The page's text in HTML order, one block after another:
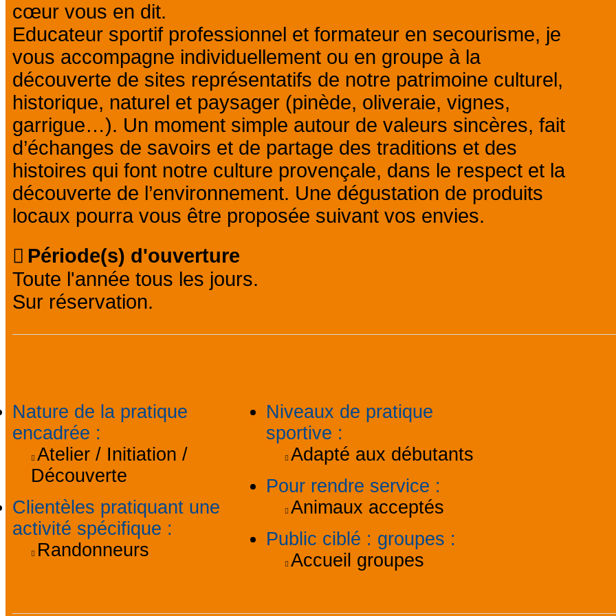
cœur vous en dit.
Educateur sportif professionnel et formateur en secourisme, je
vous accompagne individuellement ou en groupe à la
découverte de sites représentatifs de notre patrimoine culturel,
historique, naturel et paysager (pinède, oliveraie, vignes,
garrigue…). Un moment simple autour de valeurs sincères, fait
d’échanges de savoirs et de partage des traditions et des
histoires qui font notre culture provençale, dans le respect et la
découverte de l’environnement. Une dégustation de produits
locaux pourra vous être proposée suivant vos envies.
Période(s) d'ouverture
Toute l'année tous les jours.
Sur réservation.
Nature de la pratique
encadrée :
Atelier / Initiation /
Découverte
Clientèles pratiquant une
activité spécifique :
Randonneurs
Niveaux de pratique
sportive :
Adapté aux débutants
Pour rendre service :
Animaux acceptés
Public ciblé : groupes :
Accueil groupes